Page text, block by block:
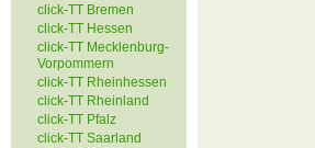
click-TT Bremen
click-TT Hessen
click-TT Mecklenburg-
Vorpommern
click-TT Rheinhessen
click-TT Rheinland
click-TT Pfalz
click-TT Saarland